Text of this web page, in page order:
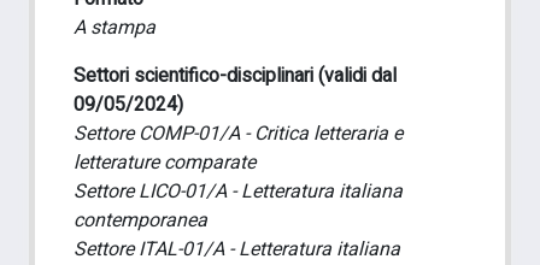
A stampa
Settori scientifico-disciplinari (validi dal
09/05/2024)
Settore COMP-01/A - Critica letteraria e
letterature comparate
Settore LICO-01/A - Letteratura italiana
contemporanea
Settore ITAL-01/A - Letteratura italiana